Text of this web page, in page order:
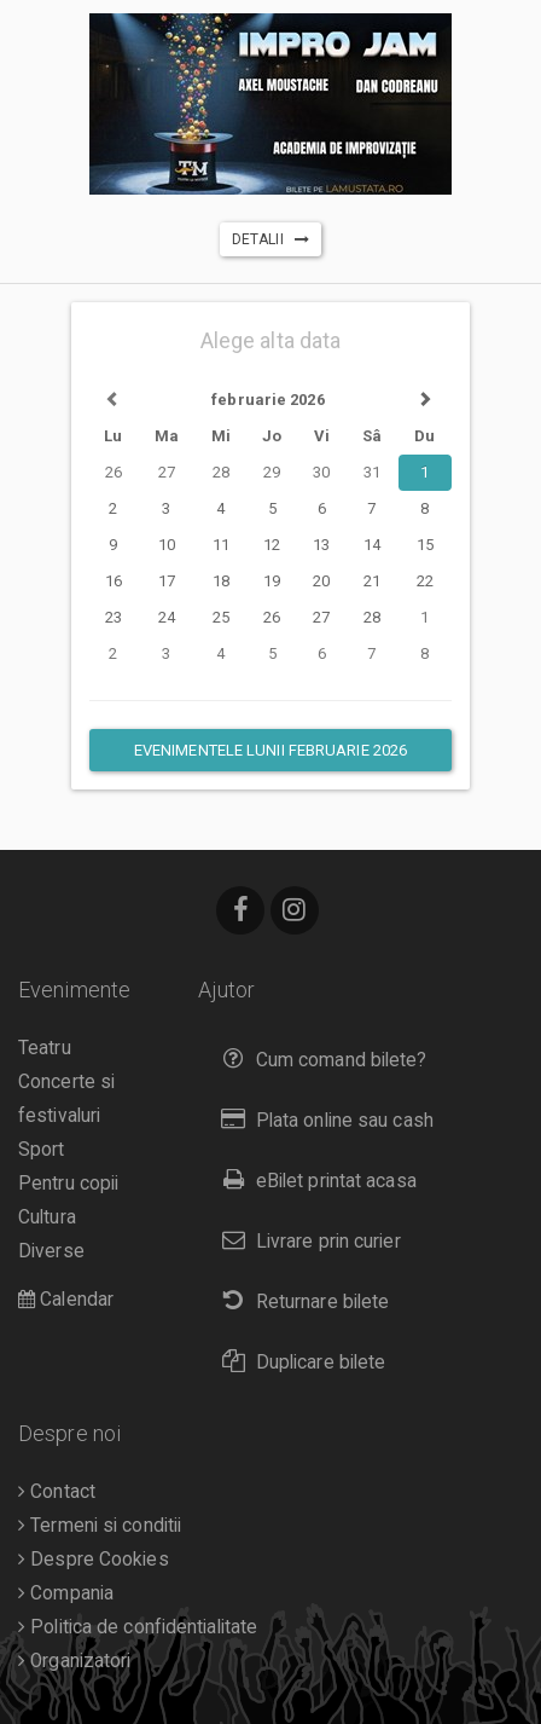
DETALII
Alege alta data
februarie 2026
Lu
Ma Mi Jo Vi Sâ
Du
26
27 28 29 30 31
1
2
3 4 5 6 7
8
9
10 11 12 13 14
15
16
17 18 19 20 21
22
23
24 25 26 27 28
1
2
3 4 5 6 7 8
EVENIMENTELE LUNII FEBRUARIE 2026
Ajutor
Cum comand bilete?
Plata online sau cash
eBilet printat acasa
Livrare prin curier
Returnare bilete
Duplicare bilete
Evenimente
Teatru
Concerte si
festivaluri
Sport
Pentru copii
Cultura
Diverse
Calendar
Despre noi
Contact
Termeni si conditii
Despre Cookies
Compania
Politica de confidentialitate
Organizatori